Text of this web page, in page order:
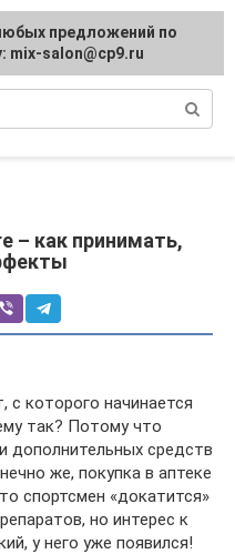
жизни
– как принимать,
с которого начинается
так? Потому что
дополнительных средств
же, покупка в аптеке
спортсмен «докатится»
но интерес к
у него уже появился!
предложений по
mix-salon@cp9.ru